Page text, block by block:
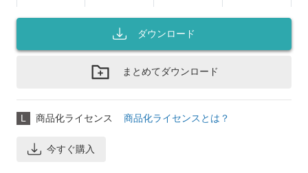
ダウンロード
まとめてダウンロード
L 商品化ライセンス 商品化ライセンスとは？
今すぐ購入